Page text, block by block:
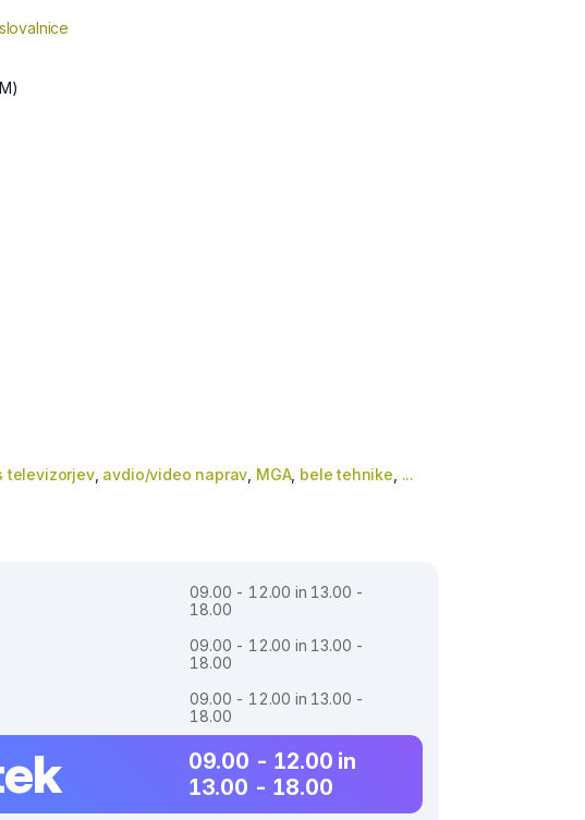
televizorjev, avdio/video naprav MGA, bele tehnike ...
09.00 - 12.00 in 13.00 -
18.00
09.00 - 12.00 in 13.00 -
18.00
09.00 - 12.00 in 13.00 -
18.00
09.00 - 12.00 in
13.00 - 18.00